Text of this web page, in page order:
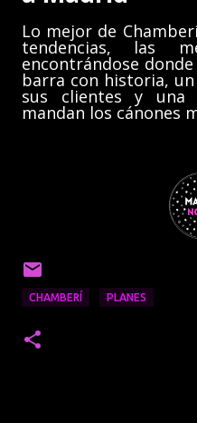
Lo mejor de
tendencias, las
encontrándose
barra con historia,
sus clientes y una
mandan los cánones
CHAMBERÍ PLANES